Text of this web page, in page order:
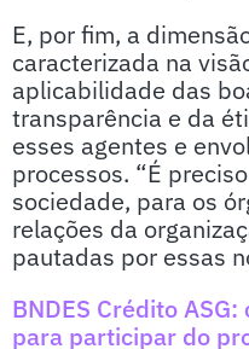
E, por fim, a
caracterizada na
aplicabilidade das
transparência e da
esses agentes e
processos. “É
sociedade, para os
relações da
pautadas por essas
BNDES Crédito
para participar do